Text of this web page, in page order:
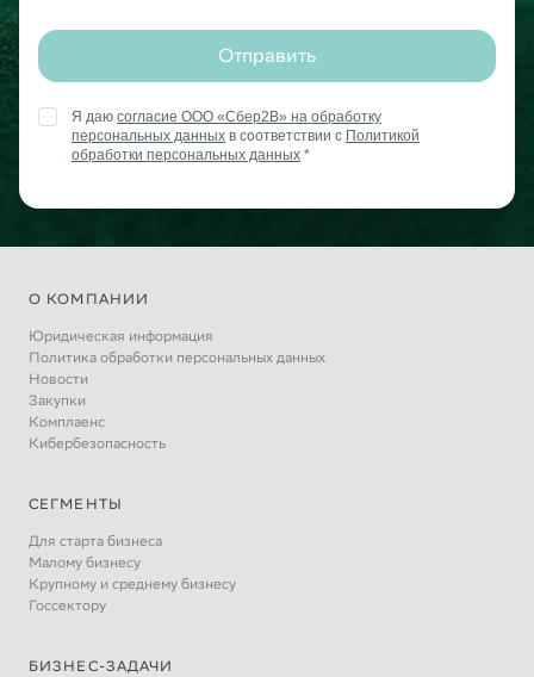
Отправить
Я даю согласие ООО «Сбер2В» на обработку
персональных данных в соответствии с Политикой
обработки персональных данных *
О КОМПАНИИ
Юридическая информация
Политика обработки персональных данных
Новости
Закупки
Комплаенс
Кибербезопасность
СЕГМЕНТЫ
Для старта бизнеса
Малому бизнесу
Крупному и среднему бизнесу
Госсектору
БИЗНЕС-ЗАДАЧИ